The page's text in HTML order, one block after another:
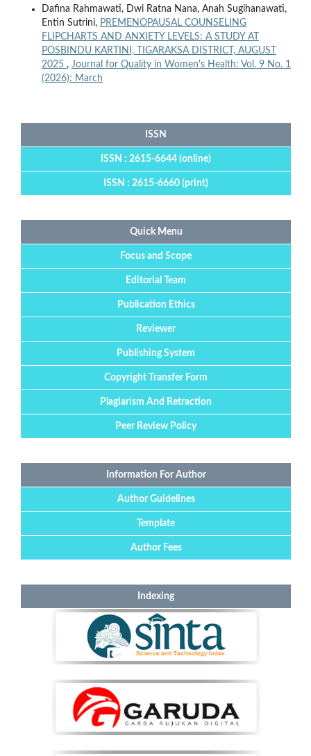
Dafina Rahmawati, Dwi Ratna Nana, Anah Sugihanawati,
Entin Sutrini, PREMENOPAUSAL COUNSELING
FLIPCHARTS AND ANXIETY LEVELS: A STUDY AT
POSBINDU KARTINI, TIGARAKSA DISTRICT, AUGUST
2025 , Journal for Quality in Women's Health: Vol. 9 No. 1
(2026): March
ISSN
ISSN : 2615-6644 (online)
ISSN : 2615-6660 (print)
Quick Menu
Focus and Scope
Editorial Team
Publication Ethics
Reviewer
Publishing System
Copyright Transfer Form
Plagiarism And Retraction
Peer Review Policy
Information For Author
Author Guidelines
Template
Author Fees
Indexing